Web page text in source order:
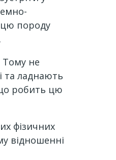
цю породу
Тому не
та ладнають
робить цю
фізичних
відношенні